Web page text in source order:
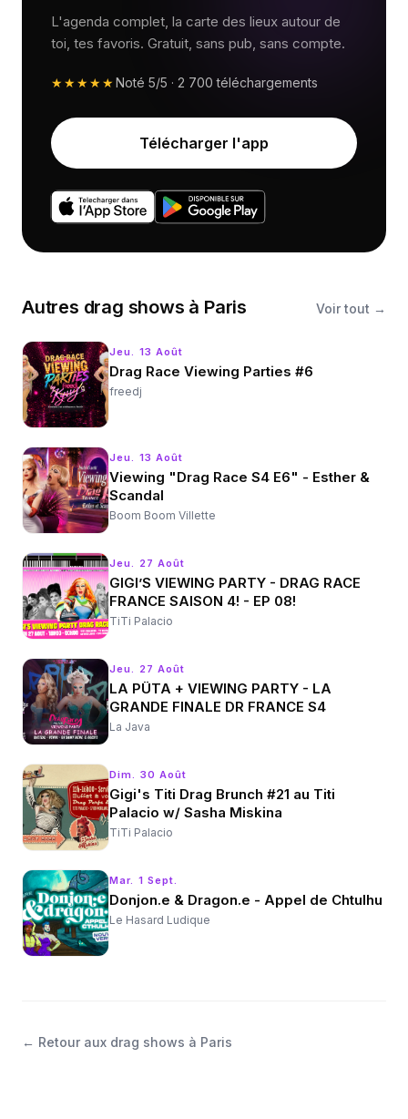
L'agenda complet, la carte des lieux autour de
toi, tes favoris. Gratuit, sans pub, sans compte.
★★★★★Noté 5/5 · 2 700 téléchargements
Télécharger l'app
Autres drag shows à Paris Voir tout →
Jeu. 13 Août
Drag Race Viewing Parties #6
freedj
Jeu. 13 Août
Viewing "Drag Race S4 E6" - Esther &
Scandal
Boom Boom Villette
Jeu. 27 Août
GIGI’S VIEWING PARTY - DRAG RACE
FRANCE SAISON 4! - EP 08!
TiTi Palacio
Jeu. 27 Août
LA PÜTA + VIEWING PARTY - LA
GRANDE FINALE DR FRANCE S4
La Java
Dim. 30 Août
Gigi's Titi Drag Brunch #21 au Titi
Palacio w/ Sasha Miskina
TiTi Palacio
Mar. 1 Sept.
Donjon.e & Dragon.e - Appel de Chtulhu
Le Hasard Ludique
← Retour aux drag shows à Paris